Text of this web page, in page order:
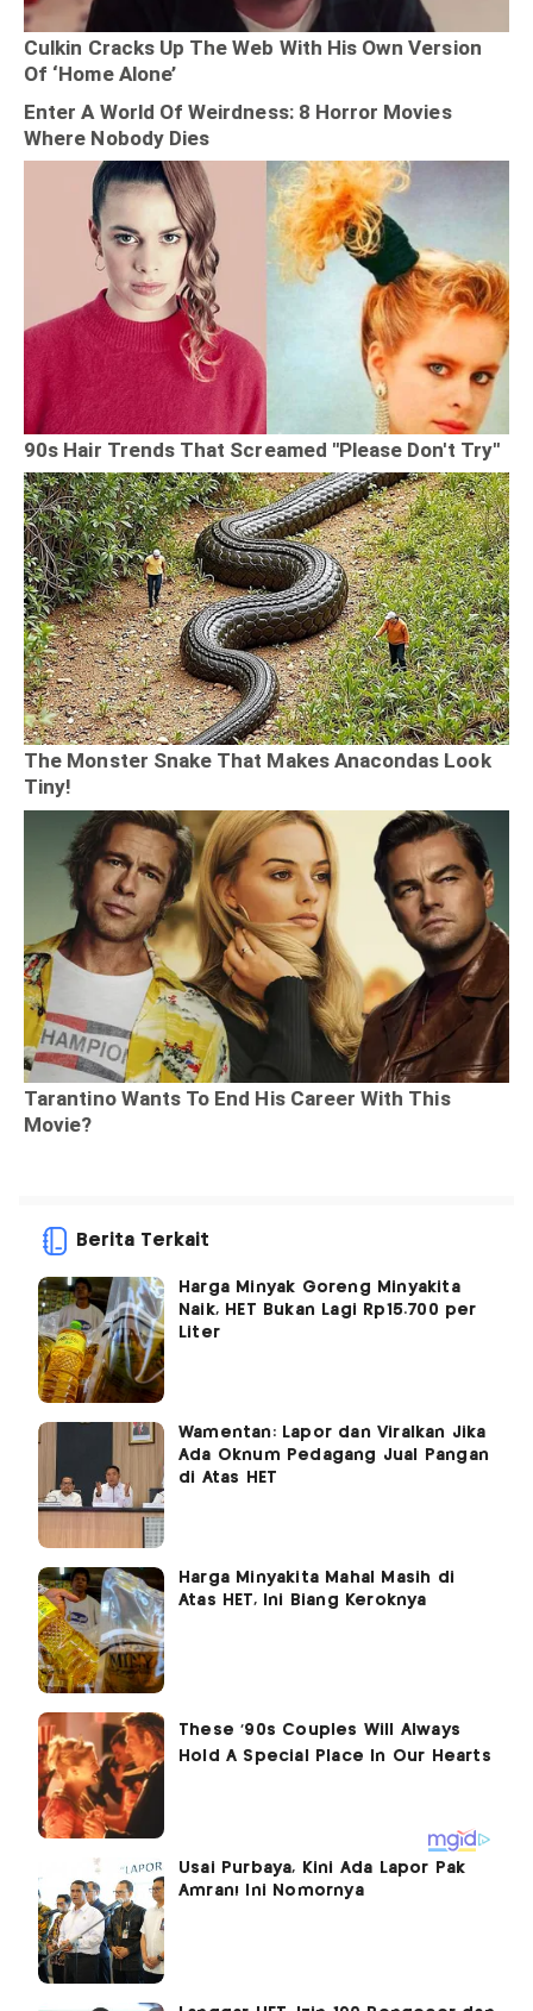
Berita Terkait
Harga Minyak Goreng Minyakita
Naik, HET Bukan Lagi Rp15.700 per
Liter
Wamentan: Lapor dan Viralkan Jika
Ada Oknum Pedagang Jual Pangan
di Atas HET
Harga Minyakita Mahal Masih di
Atas HET, Ini Biang Keroknya
Usai Purbaya, Kini Ada Lapor Pak
Amran! Ini Nomornya